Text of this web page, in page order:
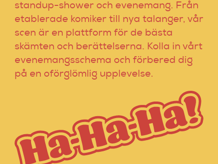
standup-shower och evenemang. Från
etablerade komiker till nya talanger, vår
scen är en plattform för de bästa
skämten och berättelserna. Kolla in vårt
evenemangsschema och förbered dig
på en oförglömlig upplevelse.